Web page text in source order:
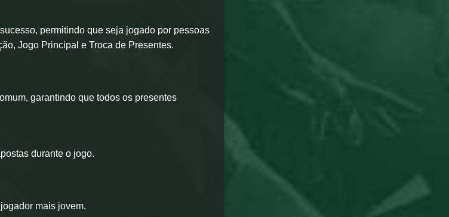
permitindo que seja jogado por pessoas
Jogo Principal e Troca de Presentes.
garantindo que todos os presentes
durante o jogo.
mais jovem.